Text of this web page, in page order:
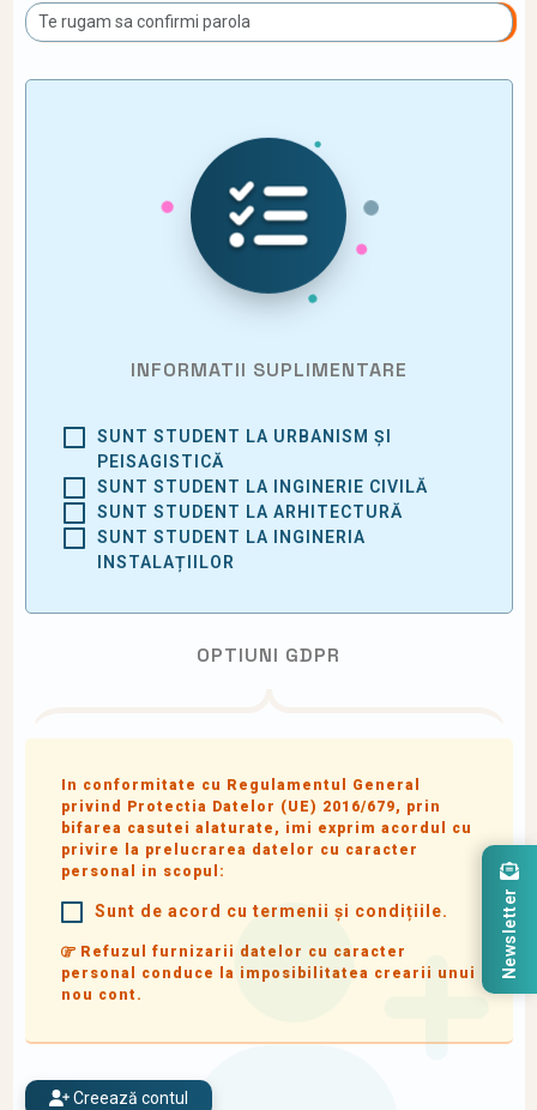
INFORMATII SUPLIMENTARE
SUNT STUDENT LA URBANISM ȘI
PEISAGISTICĂ
SUNT STUDENT LA INGINERIE CIVILĂ
SUNT STUDENT LA ARHITECTURĂ
SUNT STUDENT LA INGINERIA
INSTALAȚIILOR
OPTIUNI GDPR
In conformitate cu Regulamentul General
privind Protectia Datelor (UE) 2016/679, prin
bifarea casutei alaturate, imi exprim acordul cu
privire la prelucrarea datelor cu caracter
personal in scopul:
Sunt de acord cu termenii și condițiile.
Refuzul furnizarii datelor cu caracter
personal conduce la imposibilitatea crearii unui
nou cont.
Creează contul
Newsletter